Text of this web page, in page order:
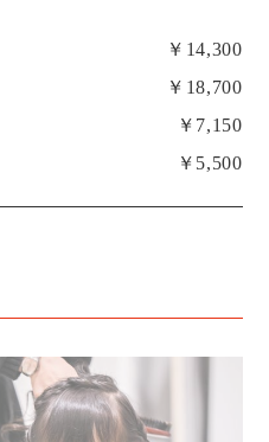
￥14,300
￥18,700
￥7,150
￥5,500